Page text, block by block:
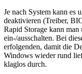
Je nach System kann es
deaktivieren (Treiber,
Rapid Storage kann
ein-/ausschalten. Bei
erfolgenden, damit die
Windows wieder rund
klaglos durch.